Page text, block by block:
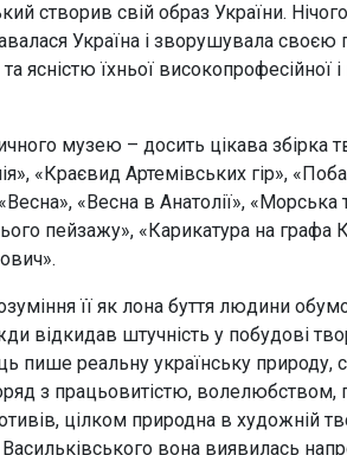
створив свій образ України.
Україна і зворушувала
ясністю їхньої
музею – досить цікава збірка
«Краєвид Артемівських гір»,
«Весна в Анатолії»,
пейзажу», «Карикатура на
її як лона буття людини
відкидав штучність у побудові
пише реальну українську
з працьовитістю, волелюбством,
цілком природна в художній
вона виявилась